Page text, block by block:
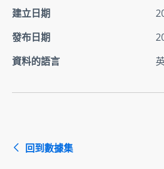
建立日期
發布日期
資料的語言
回到數據集